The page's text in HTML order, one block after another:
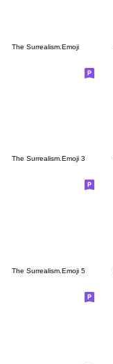
The Surrealism.Emoji
The Surrealism.Emoji 3
The Surrealism.Emoji 5